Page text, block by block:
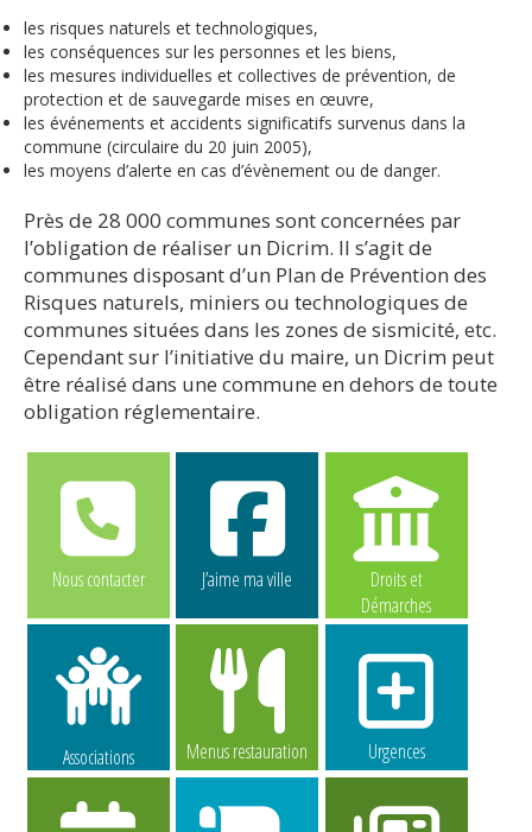
les risques naturels et technologiques,
les conséquences sur les personnes et les biens,
les mesures individuelles et collectives de prévention, de
protection et de sauvegarde mises en œuvre,
les événements et accidents significatifs survenus dans la
commune (circulaire du 20 juin 2005),
les moyens d’alerte en cas d’évènement ou de danger.
Près de 28 000 communes sont concernées par
l’obligation de réaliser un Dicrim. Il s’agit de
communes disposant d’un Plan de Prévention des
Risques naturels, miniers ou technologiques de
communes situées dans les zones de sismicité, etc.
Cependant sur l’initiative du maire, un Dicrim peut
être réalisé dans une commune en dehors de toute
obligation réglementaire.
Nous contacter J’aime ma ville
Droits et
Démarches
Associations Menus restauration Urgences